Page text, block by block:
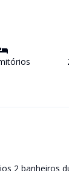
s
2 banheiros